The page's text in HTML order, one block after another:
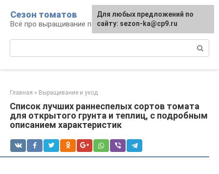
контенту
Сезон томатов
Всё про выращивание помидоров
Главная » Выращивание и уход
Список лучших раннеспелых сортов томата
для открытого грунта и теплиц, с подробным
описанием характеристик
Для любых предложений по
сайту: sezon-ka@cp9.ru